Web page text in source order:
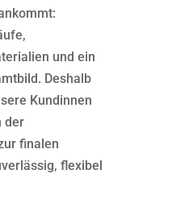
und ein
Deshalb
Kundinnen
der
finalen
flexibel